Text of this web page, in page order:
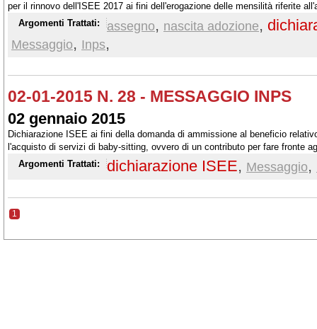
per il rinnovo dell'ISEE 2017 ai fini dell'erogazione delle mensilità riferite
Argomenti Trattati:
assegno, nascita adozione,
Messaggio, Inps,
02-01-2015 N. 28 - MESSAGGIO INPS
02 gennaio 2015
Dichiarazione ISEE ai fini della domanda di ammissione al beneficio
l'acquisto di servizi di baby-sitting, ovvero di un contributo per fare fronte
per l'infanzia o dei servizi privati accreditati in alternativa al congedo
28 giugno 2012, n. 92).
Argomenti Trattati: dichiarazione ISEE, Messaggio,
1